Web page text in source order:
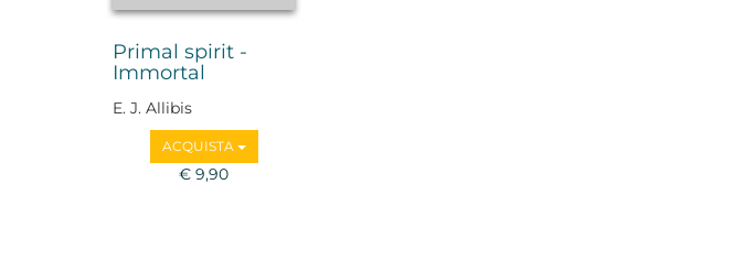
Primal spirit -
Immortal
E. J. Allibis
ACQUISTA
€ 9,90